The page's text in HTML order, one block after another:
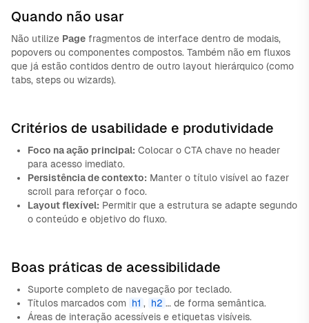
Quando não usar
Não utilize Page fragmentos de interface dentro de modais,
popovers ou componentes compostos. Também não em fluxos
que já estão contidos dentro de outro layout hierárquico (como
tabs, steps ou wizards).
Critérios de usabilidade e produtividade
Foco na ação principal: Colocar o CTA chave no header
para acesso imediato.
Persistência de contexto: Manter o título visível ao fazer
scroll para reforçar o foco.
Layout flexível: Permitir que a estrutura se adapte segundo
o conteúdo e objetivo do fluxo.
Boas práticas de acessibilidade
Suporte completo de navegação por teclado.
Títulos marcados com h1 , h2 … de forma semântica.
Áreas de interação acessíveis e etiquetas visíveis.